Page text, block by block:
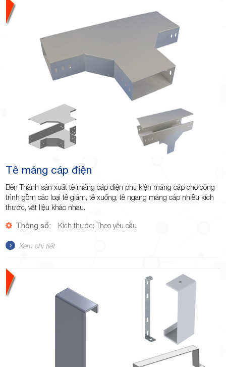
TP.Thủ
Đức,
TP.HCM
Tê máng cáp điện
Bến Thành sản xuất tê máng cáp điện phụ kiện máng cáp cho công
trình gồm các loại tê giảm, tê xuống, tê ngang máng cáp nhiều kích
thước, vật liệu khác nhau.
Thông số: Kích thước: Theo yêu cầu
Xem chi tiết